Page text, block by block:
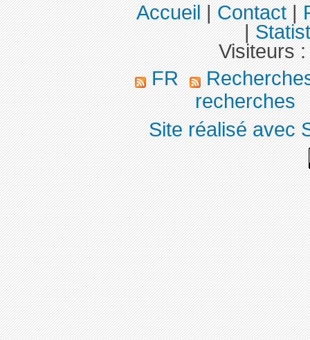
Accueil|Contact|
|
Visiteurs
FR
recherches
Site réalisé avec